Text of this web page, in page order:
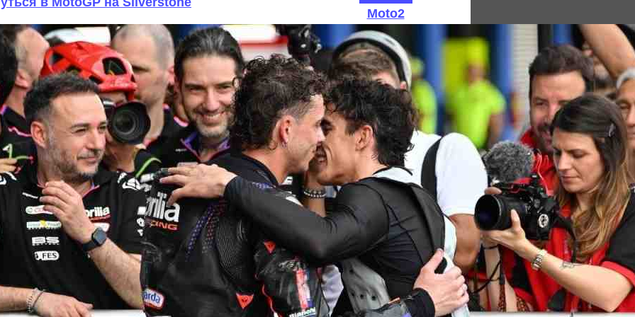
Moto2
Moto3
Архив: GP250
Архив: GP125
MotoGP: Интервью
Архив результатов MotoGP за 2025 год
Результаты MotoGP 2026 года
MotoGP: Фотографии
Календарь MotoGP 2026
Сегодня: 08/08/2026
Новости MXGP
Тест-драйвы мотоциклов
Фотографии мотоциклов